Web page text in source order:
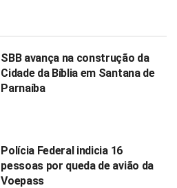
SBB avança na construção da
Cidade da Bíblia em Santana de
Parnaíba
Polícia Federal indicia 16
pessoas por queda de avião da
Voepass